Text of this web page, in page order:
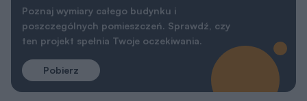
Poznaj wymiary całego budynku i
poszczególnych pomieszczeń. Sprawdź, czy
ten projekt spełnia Twoje oczekiwania.
Pobierz